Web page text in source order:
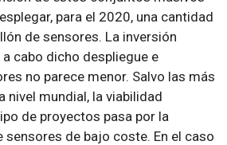
para el 2020, una cantidad
de sensores. La inversión
cabo dicho despliegue e
no parece menor. Salvo las más
nivel mundial, la viabilidad
de proyectos pasa por la
de bajo coste. En el caso